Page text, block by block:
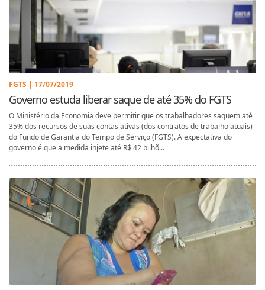
FGTS | 17/07/2019
Governo estuda liberar saque de até 35% do FGTS
O Ministério da Economia deve permitir que os trabalhadores saquem até
35% dos recursos de suas contas ativas (dos contratos de trabalho atuais)
do Fundo de Garantia do Tempo de Serviço (FGTS). A expectativa do
governo é que a medida injete até R$ 42 bilhõ...